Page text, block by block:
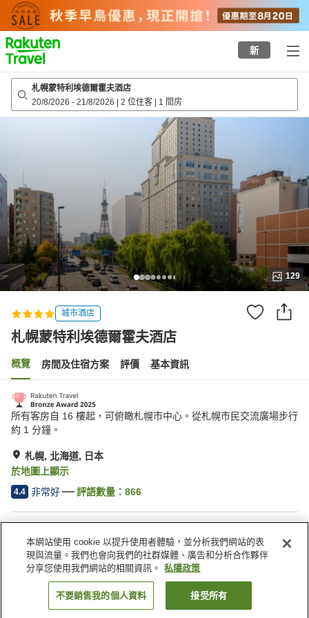
to
top
page
新
札幌蒙特利埃德爾霍夫酒店
20/8/2026 - 21/8/2026 | 2 位住客 | 1 間房
129
城市酒店
札幌蒙特利埃德爾霍夫酒店
概覽 房間及住宿方案 評價 基本資訊
所有客房自 16 樓起，可俯瞰札幌市中心。從札幌市民交流廣場步行
約 1 分鐘。
札幌, 北海道, 日本
於地圖上顯示
4.4 非常好 評語數量： 866
停車場
按摩浴缸
岩盤浴
桑拿
日本 北海道 札幌 札幌蒙特利埃德爾霍夫酒店
找客房
本網站使用 cookie 以提升使用者體驗，並分析我們網站的表
現與流量。我們也會向我們的社群媒體、廣告和分析合作夥伴
分享您使用我們網站的相關資訊。
私隱政策
不要銷售我的個人資料 接受所有